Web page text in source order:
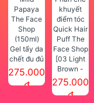
Gel tẩy da
chết đu đủ
SMART
PEELING
275.000
đ
[03 Light
Brown -
Nâu Sáng]
Phấn che
275.000
đ